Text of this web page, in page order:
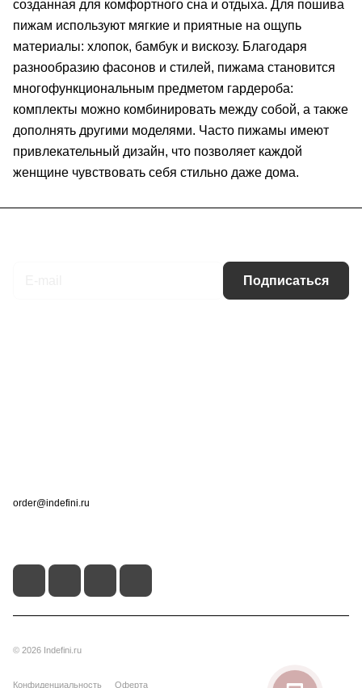
созданная для комфортного сна и отдыха. Для пошива
пижам используют мягкие и приятные на ощупь
материалы: хлопок, бамбук и вискозу. Благодаря
разнообразию фасонов и стилей, пижама становится
многофункциональным предметом гардероба:
комплекты можно комбинировать между собой, а также
дополнять другими моделями. Часто пижамы имеют
привлекательный дизайн, что позволяет каждой
женщине чувствовать себя стильно даже дома.
Подписаться
order@indefini.ru
© 2026 Indefini.ru
Конфиденциальность Оферта